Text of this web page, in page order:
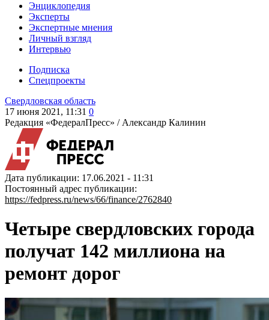
Энциклопедия
Эксперты
Экспертные мнения
Личный взгляд
Интервью
Подписка
Спецпроекты
Свердловская область
17 июня 2021, 11:31 0
Редакция «ФедералПресс» / Александр Калинин
Дата публикации: 17.06.2021 - 11:31
Постоянный адрес публикации:
https://fedpress.ru/news/66/finance/2762840
Четыре свердловских города
получат 142 миллиона на
ремонт дорог